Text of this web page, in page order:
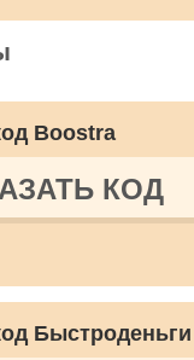
Boostra
КОД
Быстроденьги